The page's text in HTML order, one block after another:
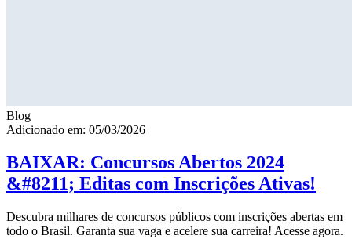
Blog
Adicionado em: 05/03/2026
BAIXAR: Concursos Abertos 2024
&#8211; Editas com Inscrições Ativas!
Descubra milhares de concursos públicos com inscrições abertas em
todo o Brasil. Garanta sua vaga e acelere sua carreira! Acesse agora.